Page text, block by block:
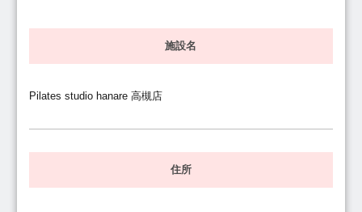
施設名
Pilates studio hanare 高槻店
住所